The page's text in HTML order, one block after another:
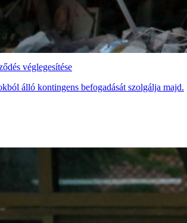
véglegesítése
álló kontingens befogadását szolgálja majd.